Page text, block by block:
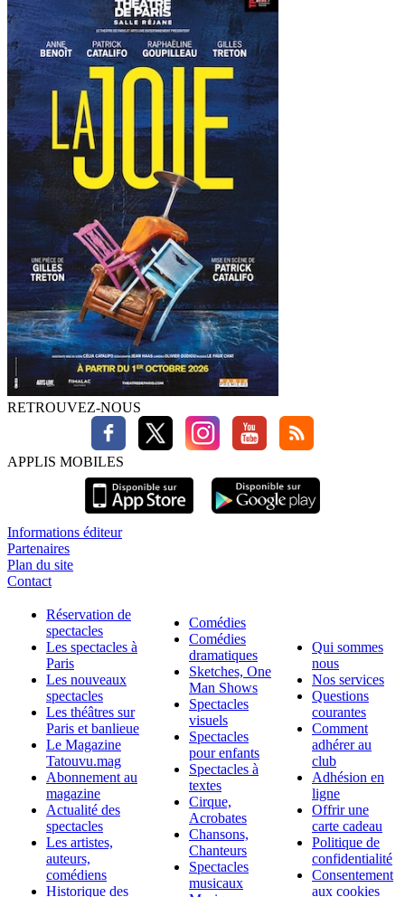
RETROUVEZ-NOUS
APPLIS MOBILES
Informations éditeur
Partenaires
Plan du site
Contact
Réservation de
spectacles
Les spectacles à
Paris
Les nouveaux
spectacles
Les théâtres sur
Paris et banlieue
Le Magazine
Tatouvu.mag
Abonnement au
magazine
Actualité des
spectacles
Les artistes,
auteurs,
comédiens
Historique des
Comédies
Comédies
dramatiques
Sketches, One
Man Shows
Spectacles
visuels
Spectacles
pour enfants
Spectacles à
textes
Cirque,
Acrobates
Chansons,
Chanteurs
Spectacles
musicaux
Qui sommes
nous
Nos services
Questions
courantes
Comment
adhérer au
club
Adhésion en
ligne
Offrir une
carte cadeau
Politique de
confidentialité
Consentement
aux cookies